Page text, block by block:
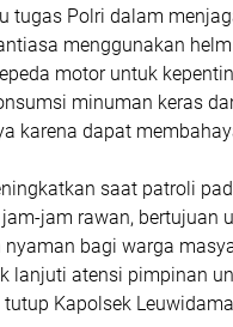
tugas Polri dalam
menggunakan
motor untuk
minuman keras
karena dapat
saat patroli
jam rawan, bertujuan
nyaman bagi warga
lanjuti atensi pimpinan
tutup Kapolsek